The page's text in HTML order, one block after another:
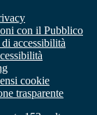
con il Pubblico
accessibilità
cookie
trasparente